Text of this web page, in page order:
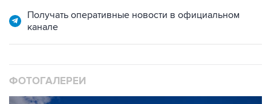
Получать оперативные новости в официальном
канале
ФОТОГАЛЕРЕИ